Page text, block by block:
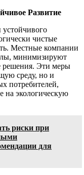
Развитие
устойчивого
чистые
Местные компании
минимизируют
решения. Эти меры
среду, но и
потребителей,
на экологическую
риски при
для